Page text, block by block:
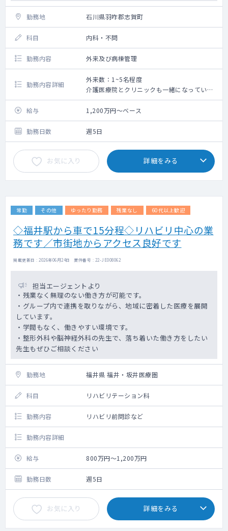
勤務地 石川県羽咋郡志賀町
科目 内科・不問
勤務内容 外来及び病棟管理
勤務内容詳細
外来数：1~5名程度
介護医療院とクリニックも一緒になっている
施設の管理医師として、
外来対応や、入所者様の体調管理をお願いし
ています。
当直はございませんが、何か有事の際にはオ
ンコールでご対応をお願いしております。
オンコールの頻度としましては、季節柄によ
って異なりますが、年に数回程度です。
施設内に居宅もございますので、住んでいた
給与 1,200万円～ベース
勤務日数 週5日
お気に入り 詳細をみる
常勤 その他 ゆったり勤務 残業なし 60代以上歓迎
◇福井駅から車で15分程◇リハビリ中心の業
務です／市街地からアクセス良好です
掲載更新日 : 2026年06月24日 案件番号 : 22-JE008062
担当エージェントより
・残業なく無理のない働き方が可能です。
・グループ内で連携を取りながら、地域に密着した医療を展開
しています。
・学閥もなく、働きやすい環境です。
・整形外科や脳神経外科の先生で、落ち着いた働き方をしたい
先生もぜひご相談ください
勤務地 福井県 福井・坂井医療圏
科目 リハビリテーション科
勤務内容 リハビリ前問診など
勤務内容詳細
給与 800万円～1,200万円
勤務日数 週5日
お気に入り 詳細をみる